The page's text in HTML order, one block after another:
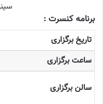
برنامه کنسرت :
تاریخ برگزاری
ساعت برگزاری
سالن برگزاری